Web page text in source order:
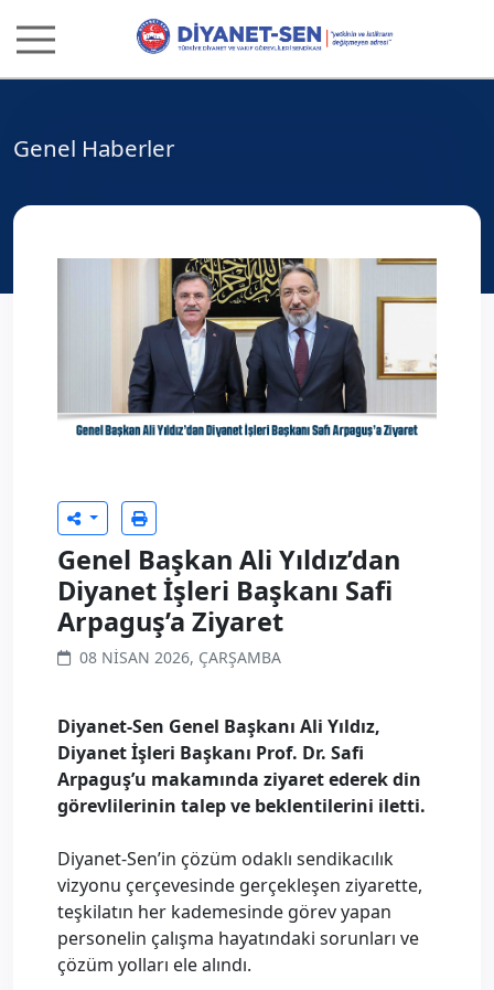
Genel Haberler
Genel Başkan Ali Yıldız’dan
Diyanet İşleri Başkanı Safi
Arpaguş’a Ziyaret
08 NISAN 2026, ÇARŞAMBA
Diyanet-Sen Genel Başkanı Ali Yıldız,
Diyanet İşleri Başkanı Prof. Dr. Safi
Arpaguş’u makamında ziyaret ederek din
görevlilerinin talep ve beklentilerini iletti.
Diyanet-Sen’in çözüm odaklı sendikacılık
vizyonu çerçevesinde gerçekleşen ziyarette,
teşkilatın her kademesinde görev yapan
personelin çalışma hayatındaki sorunları ve
çözüm yolları ele alındı.